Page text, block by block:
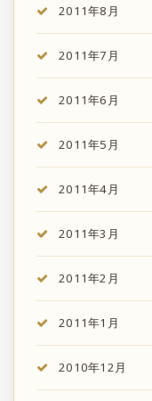
2011年8月
2011年7月
2011年6月
2011年5月
2011年4月
2011年3月
2011年2月
2011年1月
2010年12月